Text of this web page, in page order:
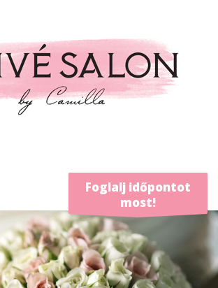
Foglalj időpontot
most!